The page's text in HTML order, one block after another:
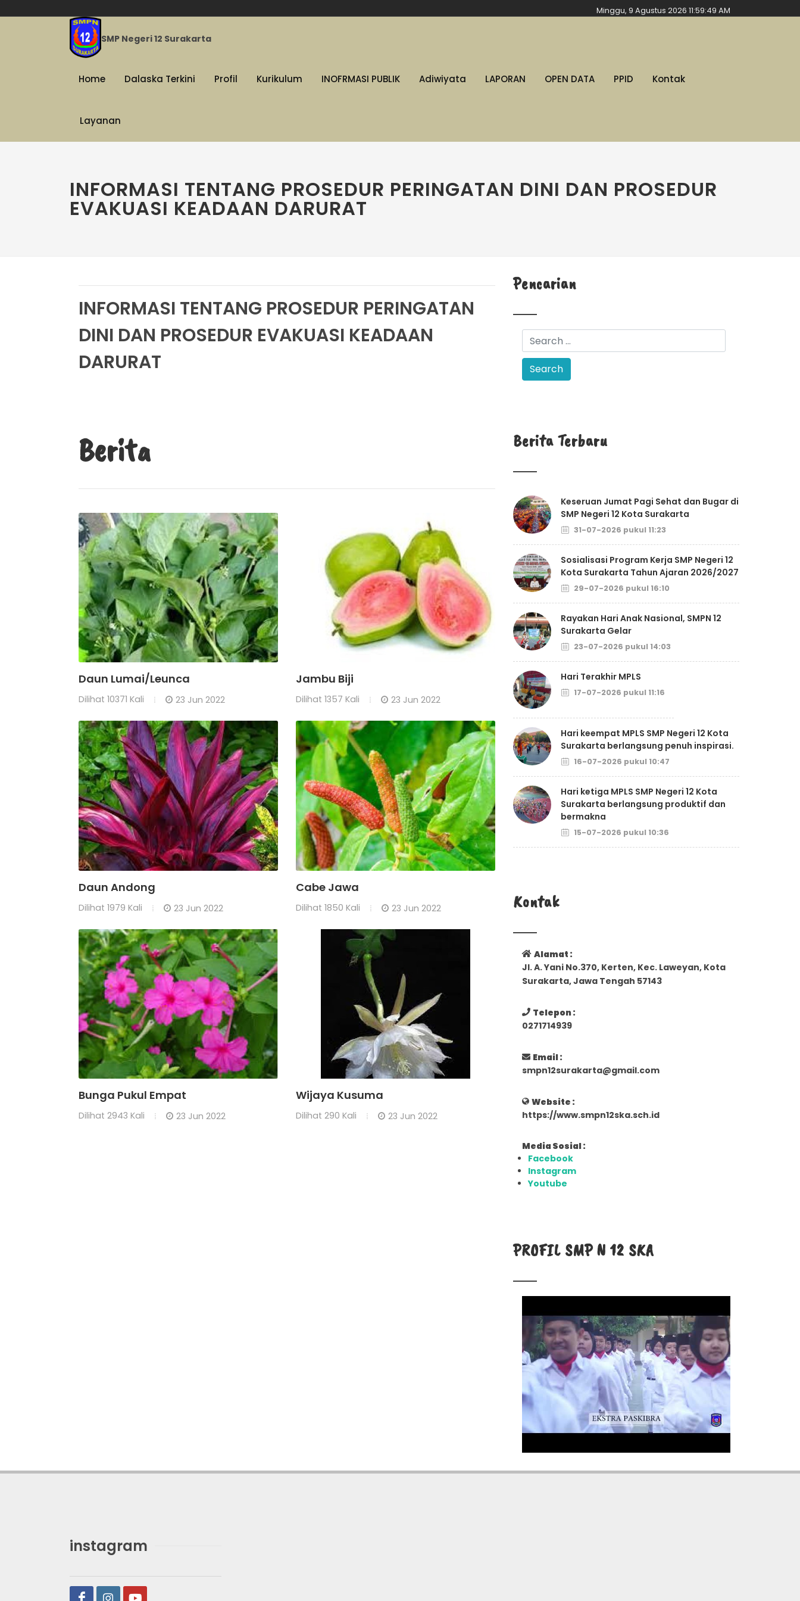
Minggu, 9 Agustus 2026 11:59:50 AM
SMP Negeri 12 Surakarta
Home Dalaska Terkini Profil Kurikulum INOFRMASI PUBLIK Adiwiyata LAPORAN OPEN DATA PPID Kontak
Layanan
INFORMASI TENTANG PROSEDUR PERINGATAN DINI DAN PROSEDUR
EVAKUASI KEADAAN DARURAT
INFORMASI TENTANG PROSEDUR PERINGATAN
DINI DAN PROSEDUR EVAKUASI KEADAAN
DARURAT
Berita
Daun Lumai/Leunca
Dilihat 10371 Kali 23 Jun 2022
Jambu Biji
Dilihat 1357 Kali 23 Jun 2022
Daun Andong
Dilihat 1979 Kali 23 Jun 2022
Cabe Jawa
Dilihat 1850 Kali 23 Jun 2022
Bunga Pukul Empat
Dilihat 2943 Kali 23 Jun 2022
Wijaya Kusuma
Dilihat 290 Kali 23 Jun 2022
Pencarian
Berita Terbaru
Keseruan Jumat Pagi Sehat dan Bugar di
SMP Negeri 12 Kota Surakarta
31-07-2026 pukul 11:23
Sosialisasi Program Kerja SMP Negeri 12
Kota Surakarta Tahun Ajaran 2026/2027
29-07-2026 pukul 16:10
Rayakan Hari Anak Nasional, SMPN 12
Surakarta Gelar
23-07-2026 pukul 14:03
Hari Terakhir MPLS
17-07-2026 pukul 11:16
Hari keempat MPLS SMP Negeri 12 Kota
Surakarta berlangsung penuh inspirasi.
16-07-2026 pukul 10:47
Hari ketiga MPLS SMP Negeri 12 Kota
Surakarta berlangsung produktif dan
bermakna
15-07-2026 pukul 10:36
Kontak
Alamat :
Jl. A. Yani No.370, Kerten, Kec. Laweyan, Kota
Surakarta, Jawa Tengah 57143
Telepon :
0271714939
Email :
smpn12surakarta@gmail.com
Website :
https://www.smpn12ska.sch.id
Media Sosial :
Facebook
Instagram
Youtube
PROFIL SMP N 12 SKA
instagram